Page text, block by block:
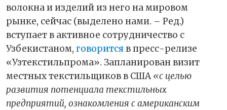
волокна и изделий из него на мировом
рынке, сейчас (выделено нами. – Ред.)
вступает в активное сотрудничество с
Узбекистаном, говоритсяв пресс-релизе
«Узтекстильпрома». Запланирован визит
местных текстильщиков в США «с целью
развития потенциала текстильных
предприятий, ознакомления с американским